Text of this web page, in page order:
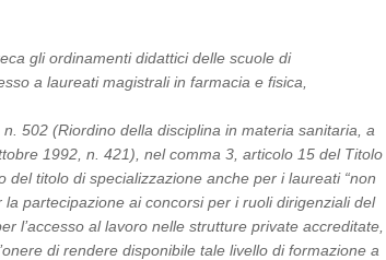
gli ordinamenti didattici delle scuole di
a laureati magistrali in farmacia e fisica,
502 (Riordino della disciplina in materia sanitaria, a
1992, n. 421), nel comma 3, articolo 15 del Titolo
del titolo di specializzazione anche per i laureati “non
partecipazione ai concorsi per i ruoli dirigenziali del
l’accesso al lavoro nelle strutture private accreditate,
di rendere disponibile tale livello di formazione a